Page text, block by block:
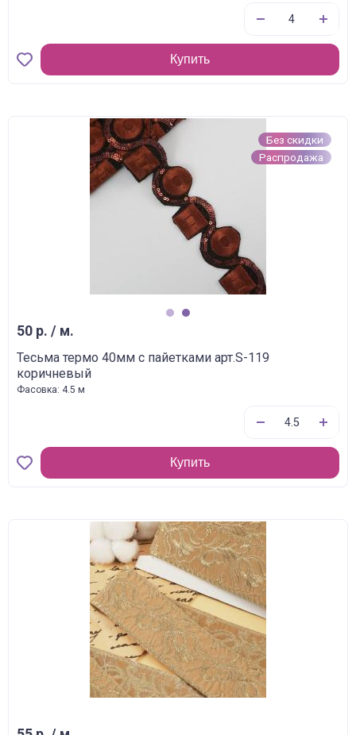
Купить
Без скидки
Распродажа
50 р. / м.
Тесьма термо 40мм с пайетками арт.S-119
коричневый
Фасовка: 4.5 м
Купить